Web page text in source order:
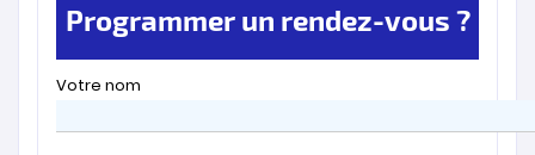
Programmer un rendez-vous ?
Votre nom